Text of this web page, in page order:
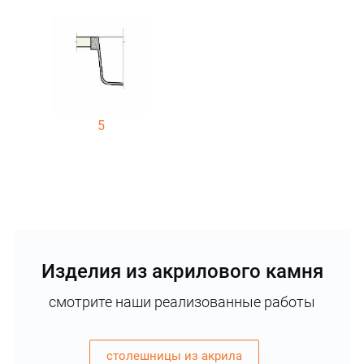
5
Изделия из акрилового камня
смотрите наши реализованные работы
столешницы из акрила